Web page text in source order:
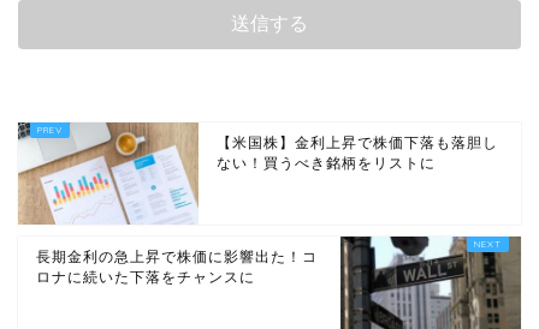
【米国株】金利上昇で株価下落も落胆し
ない！買うべき銘柄をリストに
長期金利の急上昇で株価に影響出た！コ
ロナに続いた下落をチャンスに